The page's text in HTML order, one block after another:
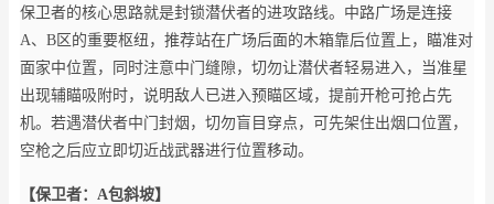
保卫者的核心思路就是封锁潜伏者的进攻路线。中路广场是连接
A、B区的重要枢纽，推荐站在广场后面的木箱靠后位置上，瞄准对
面家中位置，同时注意中门缝隙，切勿让潜伏者轻易进入，当准星
出现辅瞄吸附时，说明敌人已进入预瞄区域，提前开枪可抢占先
机。若遇潜伏者中门封烟，切勿盲目穿点，可先架住出烟口位置，
空枪之后应立即切近战武器进行位置移动。
【保卫者：A包斜坡】